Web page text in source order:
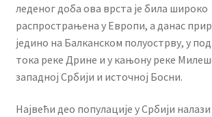
леденог доба ова врста је била широко
распрострањена у Европи, а данас
једино на Балканском полуострву, у
тока реке Дрине и у кањону реке
западној Србији и источној Босни.
Највећи део популације у Србији